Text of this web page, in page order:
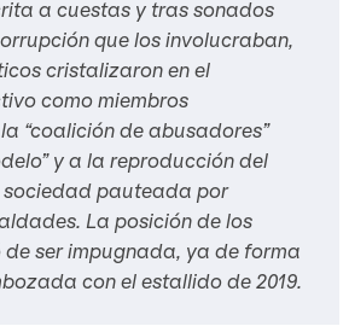
a cuestas y tras sonados
que los involucraban,
cristalizaron en el
como miembros
“coalición de abusadores”
y a la reproducción del
sociedad pauteada por
La posición de los
ser impugnada, ya de forma
con el estallido de 2019.